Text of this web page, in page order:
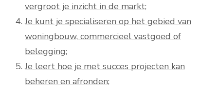
vergroot je inzicht in de markt;
Je kunt je specialiseren op het gebied van
woningbouw, commercieel vastgoed of
belegging;
Je leert hoe je met succes projecten kan
beheren en afronden;